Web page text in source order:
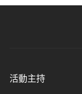
活動主持